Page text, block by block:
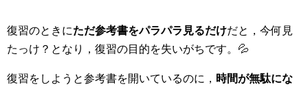
復習のときにただ参考書をパラパラ見るだけだと，今何見
たっけ？となり，復習の目的を失いがちです。💦
復習をしようと参考書を開いているのに， 時間が無駄にな